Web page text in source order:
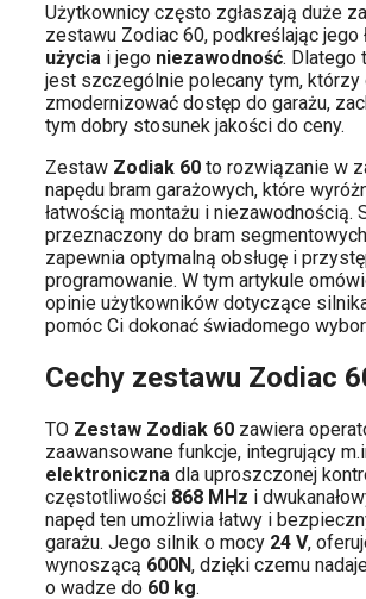
Użytkownicy często zgłaszają duże
zestawu Zodiac 60, podkreślając jego
użycia i jego niezawodność. Dlatego
jest szczególnie polecany tym, którzy
zmodernizować dostęp do garażu,
tym dobry stosunek jakości do ceny.
Zestaw Zodiak 60 to rozwiązanie w
napędu bram garażowych, które
łatwością montażu i niezawodnością.
przeznaczony do bram
zapewnia optymalną obsługę i
programowanie. W tym artykule
opinie użytkowników dotyczące
pomóc Ci dokonać świadomego
Cechy zestawu Zodiac
TO Zestaw Zodiak 60 zawiera
zaawansowane funkcje, integrujący
elektroniczna dla uproszczonej
częstotliwości 868 MHz i
napęd ten umożliwia łatwy i
garażu. Jego silnik o mocy 24 V,
wynoszącą 600N, dzięki czemu
o wadze do 60 kg.